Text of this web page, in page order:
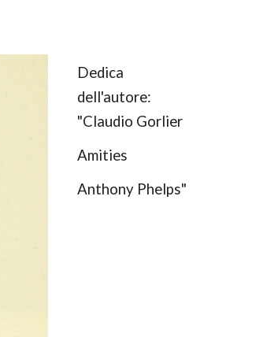
Dedica
dell'autore:
"Claudio Gorlier
Amities
Anthony Phelps"